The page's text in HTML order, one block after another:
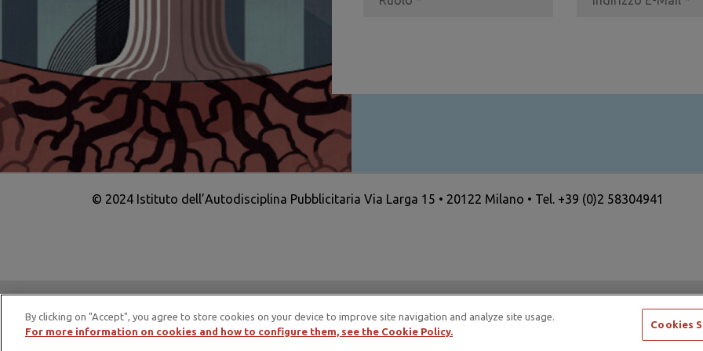
© 2024 Istituto dell’Autodisciplina Pubblicitaria Via Larga 15 • 20122 Milano • Tel. +39 (0)2 58304941
IAP è membro di EASA – European Advertising Standards Alliance e di ICAS – International Council
By clicking on "Accept", you agree to store cookies on your device to improve site navigation and analyze site usage.
For more information on cookies and how to configure them, see the Cookie Policy.
Cookies